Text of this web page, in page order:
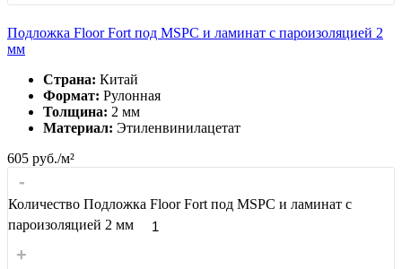
Подложка Floor Fort под MSPC и ламинат с пароизоляцией 2
мм
Страна: Китай
Формат: Рулонная
Толщина: 2 мм
Материал: Этиленвинилацетат
605 руб./м²
-
Количество Подложка Floor Fort под MSPC и ламинат с
пароизоляцией 2 мм
+